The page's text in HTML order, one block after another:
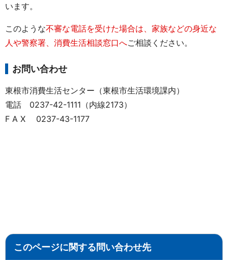
います。
このような不審な電話を受けた場合は、家族などの身近な
人や警察署、消費生活相談窓口へご相談ください。
お問い合わせ
東根市消費生活センター（東根市生活環境課内）
電話 0237-42-1111（内線2173）
F A X 0237-43-1177
このページに関する問い合わせ先